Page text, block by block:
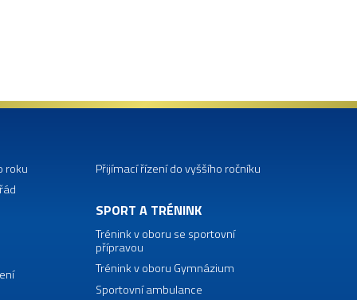
roku
Přijímací řízení do vyššího ročníku
SPORT A TRÉNINK
Trénink v oboru se sportovní
přípravou
Trénink v oboru Gymnázium
Sportovní ambulance